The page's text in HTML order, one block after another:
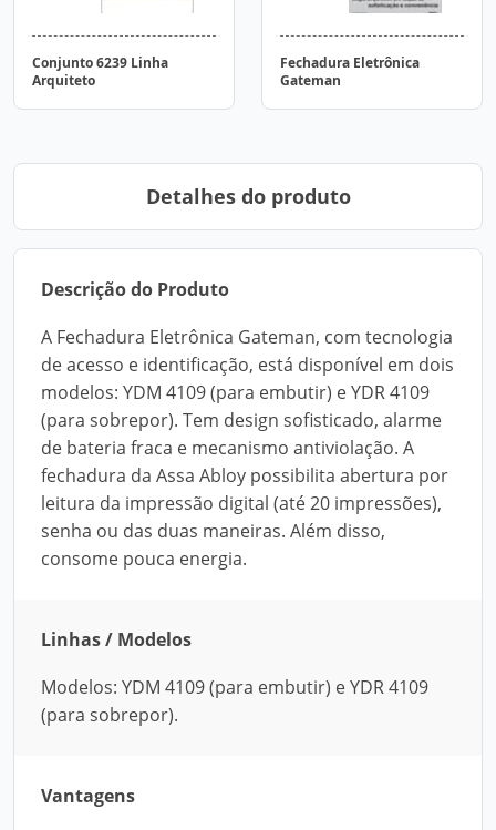
Conjunto 6239 Linha
Arquiteto
Fechadura Eletrônica
Gateman
Detalhes do produto
Descrição do Produto
A Fechadura Eletrônica Gateman, com tecnologia
de acesso e identificação, está disponível em dois
modelos: YDM 4109 (para embutir) e YDR 4109
(para sobrepor). Tem design sofisticado, alarme
de bateria fraca e mecanismo antiviolação. A
fechadura da Assa Abloy possibilita abertura por
leitura da impressão digital (até 20 impressões),
senha ou das duas maneiras. Além disso,
consome pouca energia.
Linhas / Modelos
Modelos: YDM 4109 (para embutir) e YDR 4109
(para sobrepor).
Vantagens